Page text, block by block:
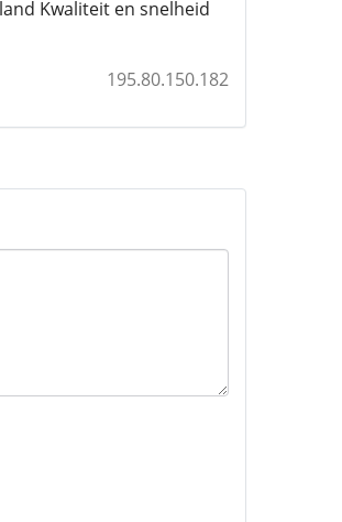
Kwaliteit en snelheid
195.80.150.182